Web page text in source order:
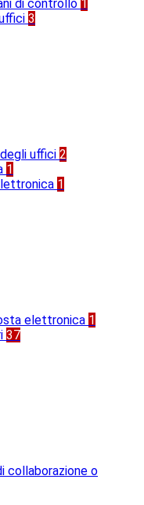
di controllo 1
3
uffici 2
1
1
elettronica 1
37
collaborazione o